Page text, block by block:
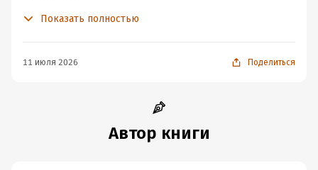
славном воине. Его приключения и победы на пути к
Показать полностью
11 июля 2026 Поделиться
Автор книги